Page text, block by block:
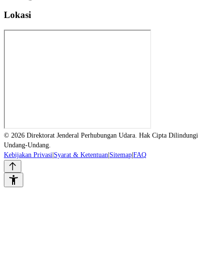
Lokasi
© 2026 Direktorat Jenderal Perhubungan Udara. Hak Cipta Dilindungi
Undang-Undang.
Kebijakan Privasi Syarat & Ketentuan Sitemap FAQ